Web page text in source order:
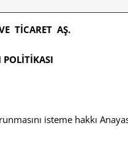
TİCARET AŞ.
POLİTİKASI
isteme hakkı